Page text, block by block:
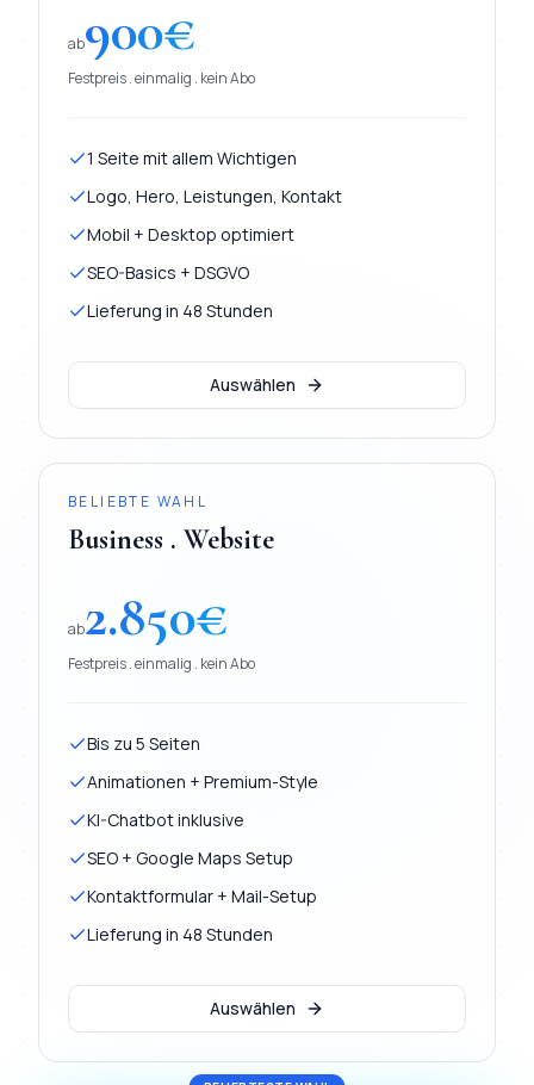
ab900€
Festpreis . einmalig . kein Abo
1 Seite mit allem Wichtigen
Logo, Hero, Leistungen, Kontakt
Mobil + Desktop optimiert
SEO-Basics + DSGVO
Lieferung in 48 Stunden
Auswählen
BELIEBTE WAHL
Business . Website
ab2.850€
Festpreis . einmalig . kein Abo
Bis zu 5 Seiten
Animationen + Premium-Style
KI-Chatbot inklusive
SEO + Google Maps Setup
Kontaktformular + Mail-Setup
Lieferung in 48 Stunden
Auswählen